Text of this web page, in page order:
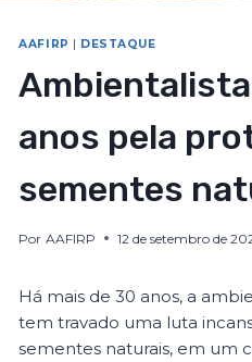
AAFIRP | DESTAQUE
anos pela
sementes
Por AAFIRP 12 de setembro de
Há mais de 30 anos, a
tem travado uma luta
sementes naturais, em um